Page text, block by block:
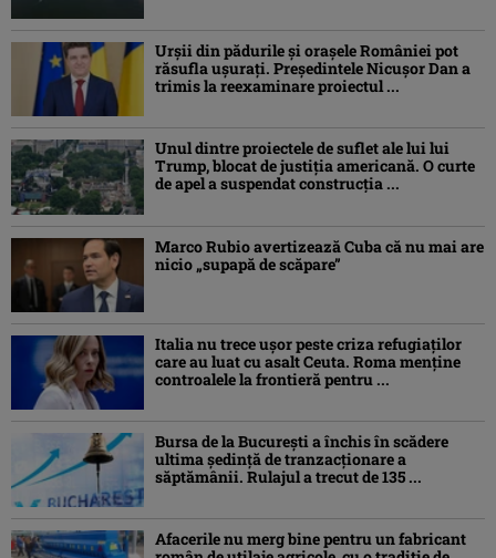
Urșii din pădurile și orașele României pot
răsufla ușurați. Președintele Nicușor Dan a
trimis la reexaminare proiectul ...
Unul dintre proiectele de suflet ale lui lui
Trump, blocat de justiția americană. O curte
de apel a suspendat construcția ...
Marco Rubio avertizează Cuba că nu mai are
nicio „supapă de scăpare”
Italia nu trece ușor peste criza refugiaților
care au luat cu asalt Ceuta. Roma menține
controalele la frontieră pentru ...
Bursa de la București a închis în scădere
ultima ședință de tranzacționare a
săptămânii. Rulajul a trecut de 135 ...
Afacerile nu merg bine pentru un fabricant